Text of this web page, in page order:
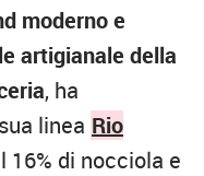
moderno e
artigianale della
, ha
linea Rio
16% di nocciola e